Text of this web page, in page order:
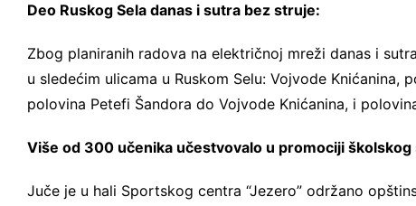
Deo Ruskog Sela danas i sutra bez struje:
Zbog planiranih radova na električnoj mreži danas i
u sledećim ulicama u Ruskom Selu: Vojvode Knićanina,
polovina Petefi Šandora do Vojvode Knićanina, i
Više od 300 učenika učestvovalo u promociji školskog
Juče je u hali Sportskog centra “Jezero” održano